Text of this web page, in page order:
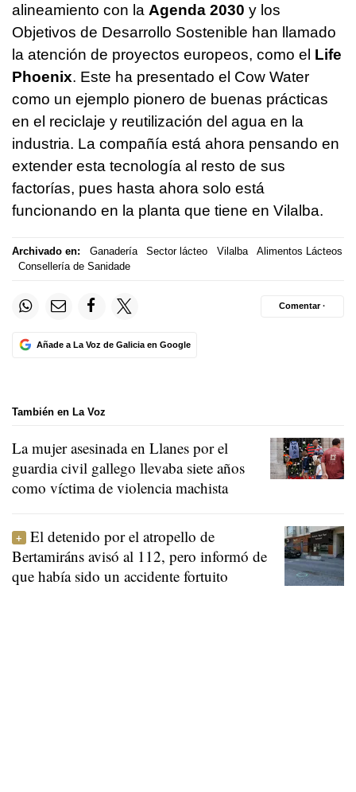
alineamiento con la Agenda 2030 y los
Objetivos de Desarrollo Sostenible han llamado
la atención de proyectos europeos, como el Life
Phoenix. Este ha presentado el Cow Water
como un ejemplo pionero de buenas prácticas
en el reciclaje y reutilización del agua en la
industria. La compañía está ahora pensando en
extender esta tecnología al resto de sus
factorías, pues hasta ahora solo está
funcionando en la planta que tiene en Vilalba.
Archivado en: Ganadería Sector lácteo Vilalba
Alimentos Lácteos
Consellería de Sanidade
Añade a La Voz de Galicia en Google
Comentar ·
También en La Voz
La mujer asesinada en Llanes por el
guardia civil gallego llevaba siete años
como víctima de violencia machista
El detenido por el atropello de
Bertamiráns avisó al 112, pero informó de
que había sido un accidente fortuito